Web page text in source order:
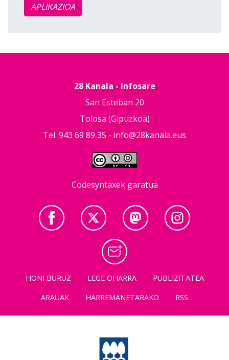
APLIKAZIOA
28 Kanala - Infosare
San Esteban 20
Tolosa (Gipuzkoa)
Tel: 943 69 89 35 - info@28kanala.eus
Codesyntaxek garatua
HONI BURUZ LEGE OHARRA
PUBLIZITATEA
ARAUAK
HARREMANETARAKO RSS